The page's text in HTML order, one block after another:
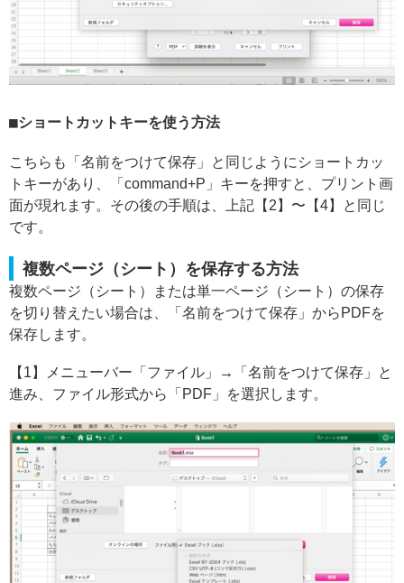
ショートカットキーを使う方法
こちらも「名前をつけて保存」と同じようにショートカッ
トキーがあり、「command+P」キーを押すと、プリント画
面が現れます。その後の手順は、上記【2】〜【4】と同じ
です。
複数ページ（シート）を保存する方法
複数ページ（シート）または単一ページ（シート）の保存
を切り替えたい場合は、「名前をつけて保存」からPDFを
保存します。
【1】メニューバー「ファイル」→「名前をつけて保存」と
進み、ファイル形式から「PDF」を選択します。